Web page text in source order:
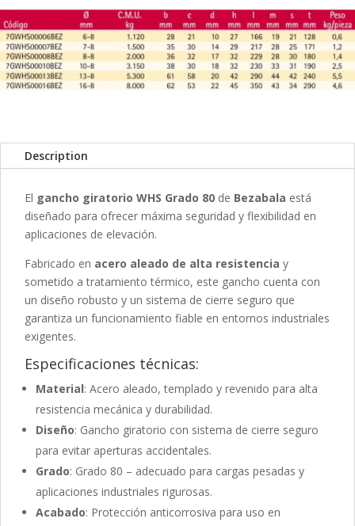
Description
El gancho giratorio WHS Grado 80 de Bezabala está
diseñado para ofrecer máxima seguridad y flexibilidad en
aplicaciones de elevación.
Fabricado en acero aleado de alta resistencia y
sometido a tratamiento térmico, este gancho cuenta con
un diseño robusto y un sistema de cierre seguro que
garantiza un funcionamiento fiable en entornos industriales
exigentes.
Especificaciones técnicas:
Material: Acero aleado, templado y revenido para alta
resistencia mecánica y durabilidad.
Diseño: Gancho giratorio con sistema de cierre seguro
para evitar aperturas accidentales.
Grado: Grado 80 – adecuado para cargas pesadas y
aplicaciones industriales rigurosas.
Acabado: Protección anticorrosiva para uso en